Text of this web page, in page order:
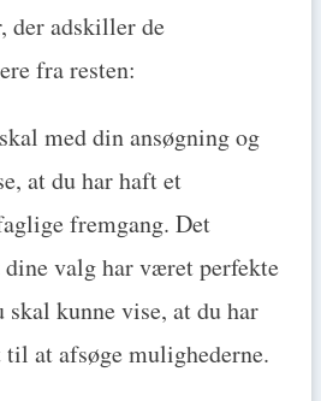
der adskiller de
fra resten:
med din ansøgning og
at du har haft et
fremgang. Det
valg har været perfekte
skal kunne vise, at du har
til at afsøge mulighederne.